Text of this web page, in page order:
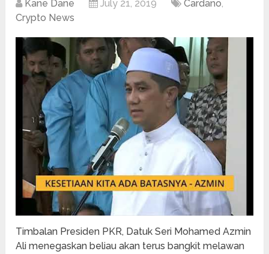
Kane Dane July 21, 2019 Cardano,
Crypto News
Timbalan Presiden PKR, Datuk Seri Mohamed Azmin
Ali menegaskan beliau akan terus bangkit melawan